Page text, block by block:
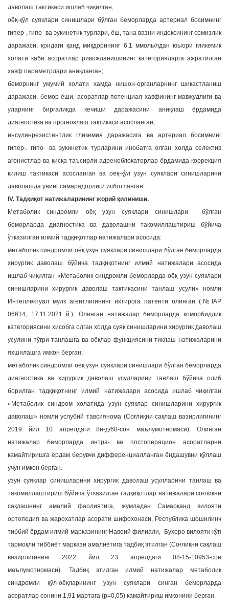
даволаш тактикаси ишлаб чиқилган;
оёқ-қўл суяклари синишлари бўлган беморларда артериал босимнинг
гипер-, гипо- ва эукинетик турлари, ёш, тана вазни индексининг семизлик
даражаси, қондаги қанд миқдорининг 6,1 ммоль/лдан юыори гликемик
холати каби асоратлар ривожланишининг категорияларга ажратилган
хавф параметрлари аниқланган;
беморнинг умумий холати хамда нишон-органларнинг шикастланиш
даражаси, бемор ёши, асоратлар потенциал хавфининг мавжудлиги ва
уларнинг биргаликда кечиши даражасини аниқлаш ёрдамида
диагностика ва прогнозлаш тактикаси асосланган;
инсулинрезистентлик гликемия даражасига ва артериал босимнинг
гипер-, гипо- ва эукинетик турларини инобатга олган холда селектив
агонистлар ва қисқа таъсирли адреноблокаторлар ёрдамида коррекция
қилиш тактикаси асосланган ва оёқ-қўл узун суяклари синишларини
даволашда унинг самарадорлиги исботланган.
IV. Тадқиқот натижаларининг жорий қилиниши.
Метаболик синдромли оёқ узун суяклари синишлари бўлган
беморларда диагностика ва даволашни такомиллаштириш бўйича
ўтказилган илмий тадқиқотлар натижалари асосида:
метаболик синдромли оёқ узун суяклари синишлари бўлган беморларда
хирургик даволаш бўйича тадқиқотнинг илмий натижалари асосида
ишлаб чиқилган «Метаболик синдромли беморларда оёқ узун суяклари
синишларини хирургик даволаш тактикасини танлаш усули» номли
Интеллектуал мулк агентлигининг ихтирога патенти олинган (№IAP
06614, 17.11.2021 й.). Олинган натижалар беморларда коморбидлик
категориясини хисобга олган холда суяк синишларини хирургик даволаш
усулини тўғри танлашга ва оёқлар функциясини тиклаш натижаларини
яхшилашга имкон берган;
метаболик синдромли оёқ узун суяклари синишлари бўлган беморларда
диагностика ва хирургик даволаш усулларини танлаш бўйича олиб
борилган тадқиқотнинг илмий натижалари асосида ишлаб чиқилган
«Метаболик синдром холатида узун суяклар синишларини хирургик
даволаш» номли услубий тавсиянома (Соғлиқни сақлаш вазирлигининг
2019 йил 10 апрелдаги 8н-д/68-сон маълумотномаси). Олинган
натижалар беморларда интра- ва постоперацион асоратларни
камайтиришга ёрдам берувчи дифференциалланган ёндашувни қўллаш
учун имкон берган.
узун суяклар синишларини хирургик даволаш усулларини танлаш ва
такомиллаштириш бўйича ўтказилган тадқиқотлар натижалари соғликни
сақлашнинг амалий фаолиятига, жумладан Самарқанд вилояти
ортопедия ва жарохатлар асорати шифохонаси, Республика шошилинч
тиббий ёрдам илмий марказининг Навоий филиали, Бухоро вилояти кўп
тармоқли тиббиёт маркази амалиётига тадбиқ этилган (Соғлиқни сақлаш
вазирлигининг 2022 йил 23 апрелдаги 08-15-10953-сон
маълумотномаси). Тадбиқ этилган илмий натижалар метаболик
синдромли қўл-оёқларининг узун суяклари синган беморларда
асоратлар сонини 1,91 мартага (р=0,05) камайтириш имконини берган.